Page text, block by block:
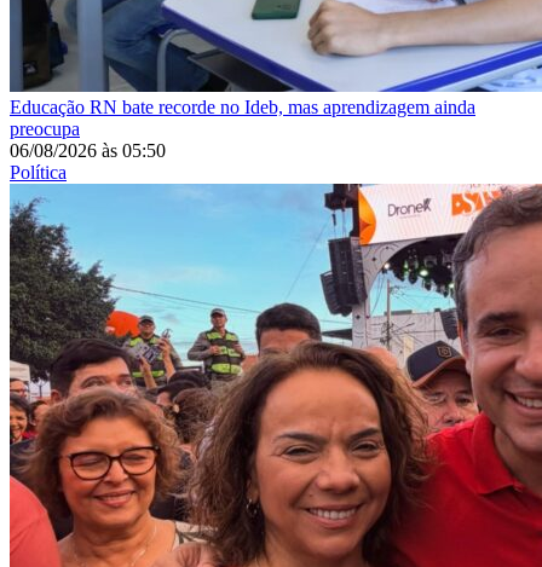
Educação RN bate recorde no Ideb, mas aprendizagem ainda
preocupa
06/08/2026 às 05:50
Política